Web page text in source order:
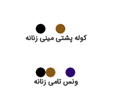
کوله پشتی مینی زنانه
ونس تامی زنانه